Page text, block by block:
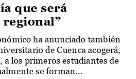
que será
ha anunciado también
de Cuenca acogerá,
a los primeros estudiantes de
se forman...